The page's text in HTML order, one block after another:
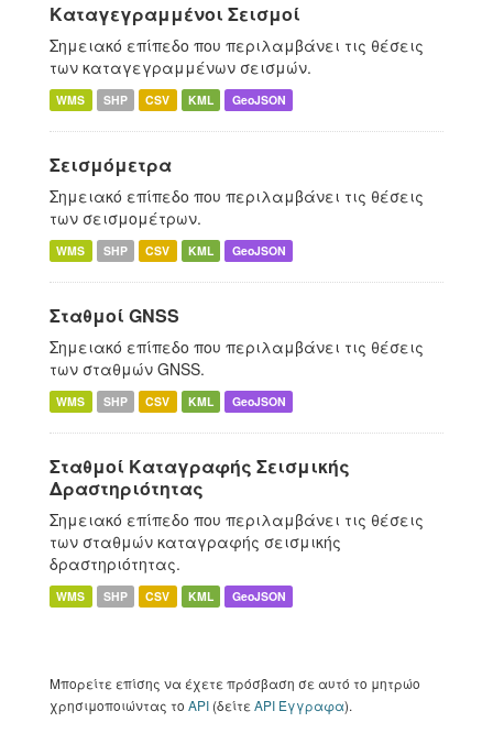
Καταγεγραμμένοι Σεισμοί
Σημειακό επίπεδο που περιλαμβάνει τις θέσεις
των καταγεγραμμένων σεισμών.
WMS SHP CSV KML GeoJSON
Σεισμόμετρα
Σημειακό επίπεδο που περιλαμβάνει τις θέσεις
των σεισμομέτρων.
WMS SHP CSV KML GeoJSON
Σταθμοί GNSS
Σημειακό επίπεδο που περιλαμβάνει τις θέσεις
των σταθμών GNSS.
WMS SHP CSV KML GeoJSON
Σταθμοί Καταγραφής Σεισμικής
Δραστηριότητας
Σημειακό επίπεδο που περιλαμβάνει τις θέσεις
των σταθμών καταγραφής σεισμικής
δραστηριότητας.
WMS SHP CSV KML GeoJSON
Μπορείτε επίσης να έχετε πρόσβαση σε αυτό το μητρώο
χρησιμοποιώντας το API (δείτε API Έγγραφα).